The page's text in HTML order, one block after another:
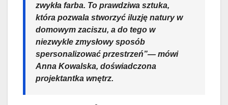
zwykła farba. To prawdziwa sztuka,
która pozwala stworzyć iluzję natury w
domowym zaciszu, a do tego w
niezwykle zmysłowy sposób
spersonalizować przestrzeń”— mówi
Anna Kowalska, doświadczona
projektantka wnętrz.